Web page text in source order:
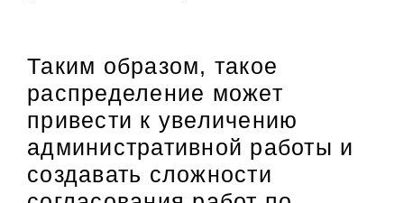
Таким образом, такое
распределение может
привести к увеличению
административной работы и
создавать сложности